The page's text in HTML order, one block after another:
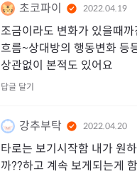
초코파이 2022.04.19
조금이라도 변화가 있을때
흐름~상대방의 행동변화 등
상관없이 본적도 있어요
답글 달기
강추부탁 2022.04.20
타로는 보기시작함 내가 원
까??하고 계속 보게되는게